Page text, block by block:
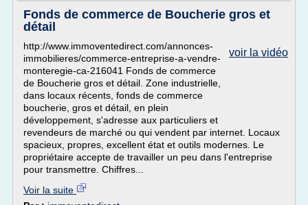
Fonds de commerce de Boucherie gros et
détail
voir la vidéo
http://www.immoventedirect.com/annonces-
immobilieres/commerce-entreprise-a-vendre-
monteregie-ca-216041 Fonds de commerce
de Boucherie gros et détail. Zone industrielle,
dans locaux récents, fonds de commerce
boucherie, gros et détail, en plein
développement, s'adresse aux particuliers et
revendeurs de marché ou qui vendent par internet. Locaux
spacieux, propres, excellent état et outils modernes. Le
propriétaire accepte de travailler un peu dans l'entreprise
pour transmettre. Chiffres...
Voir la suite